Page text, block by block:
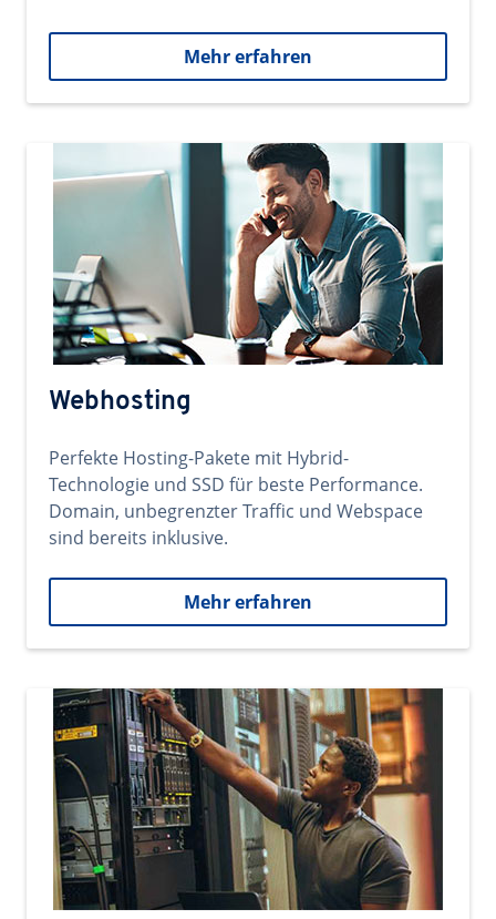
Mehr erfahren
Webhosting
Perfekte Hosting-Pakete mit Hybrid-
Technologie und SSD für beste Performance.
Domain, unbegrenzter Traffic und Webspace
sind bereits inklusive.
Mehr erfahren